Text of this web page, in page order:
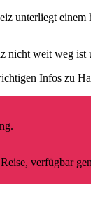
unterliegt
nicht weit weg
Infos zu
verfügbar